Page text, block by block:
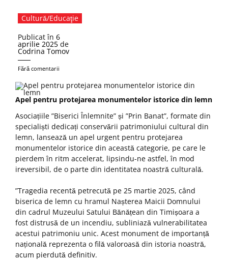
Cultură/Educaţie
Publicat în 6
aprilie 2025 de
Codrina Tomov
Fără comentarii
Apel pentru protejarea monumentelor istorice din lemn
Asociațiile ”Biserici Înlemnite” și ”Prin Banat”, formate din
specialiști dedicați conservării patrimoniului cultural din
lemn, lansează un apel urgent pentru protejarea
monumentelor istorice din această categorie, pe care le
pierdem în ritm accelerat, lipsindu-ne astfel, în mod
ireversibil, de o parte din identitatea noastră culturală.
”Tragedia recentă petrecută pe 25 martie 2025, când
biserica de lemn cu hramul Nașterea Maicii Domnului
din cadrul Muzeului Satului Bănățean din Timișoara a
fost distrusă de un incendiu, subliniază vulnerabilitatea
acestui patrimoniu unic. Acest monument de importanță
națională reprezenta o filă valoroasă din istoria noastră,
acum pierdută definitiv.